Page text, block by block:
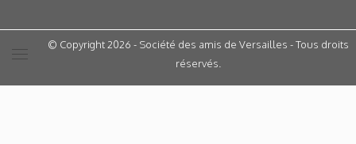
© Copyright 2026 - Société des amis de Versailles - Tous droits
réservés.